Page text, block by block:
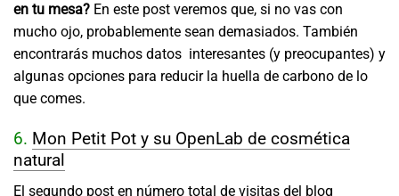
en tu mesa? En este post veremos que, si no vas con
mucho ojo, probablemente sean demasiados. También
encontrarás muchos datos interesantes (y preocupantes) y
algunas opciones para reducir la huella de carbono de lo
que comes.
6. Mon Petit Pot y su OpenLab de cosmética
natural
El segundo post en número total de visitas del blog